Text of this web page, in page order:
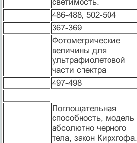
светимость.
486-488, 502-504
367-369
Фотометрические
величины для
ультрафиолетовой
части спектра
497-498
Поглощательная
способность, модель
абсолютно черного
тела, закон Кирхгофа.